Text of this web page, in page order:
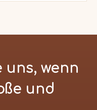
uns, wenn
und